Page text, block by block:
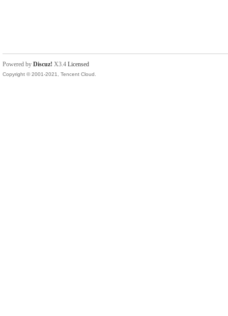
Powered by Discuz! X3.4 Licensed
Copyright © 2001-2021, Tencent Cloud.